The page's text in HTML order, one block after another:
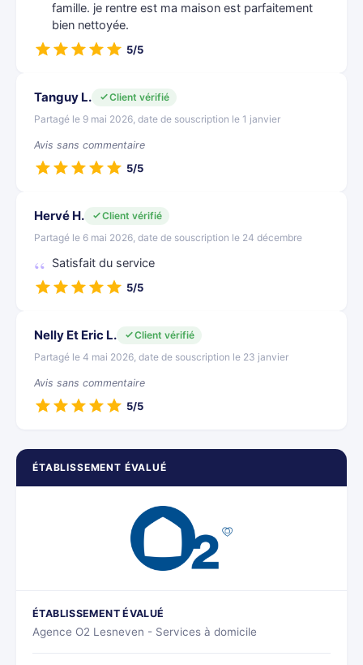
ÉTABLISSEMENT ÉVALUÉ
ÉTABLISSEMENT ÉVALUÉ
Agence O2 Lesneven - Services à domicile
famille. je rentre est ma maison est parfaitement
bien nettoyée.
5/5
Tanguy L.
Client vérifié
Partagé le 9 mai 2026, date de souscription le 1 janvier
Avis sans commentaire
5/5
Hervé H.
Client vérifié
Partagé le 6 mai 2026, date de souscription le 24 décembre
Satisfait du service
5/5
Nelly Et Eric L.
Client vérifié
Partagé le 4 mai 2026, date de souscription le 23 janvier
Avis sans commentaire
5/5